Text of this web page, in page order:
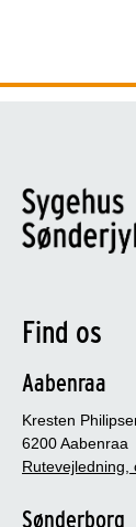
Find os
Aabenraa
Kresten
6200 Aabenraa
Rutevejledning,
Sønderborg